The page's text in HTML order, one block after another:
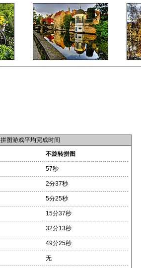
拼图游戏平均完成时间
不旋转拼图
57秒
2分37秒
5分25秒
15分37秒
32分13秒
49分25秒
无